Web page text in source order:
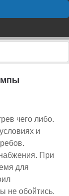
чего либо.
и
При
для
не обойтись.